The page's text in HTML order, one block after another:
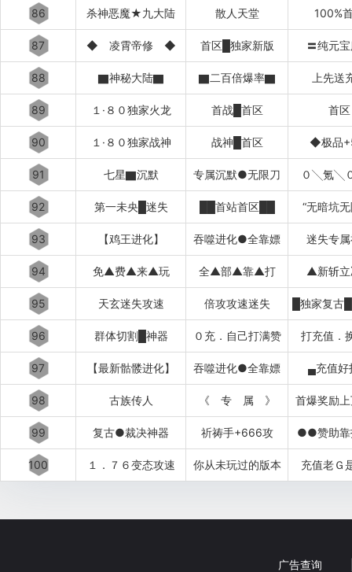
86 杀神恶魔★九大陆 散人天堂 100%
87 ◆ 凌霄帝修 ◆ 首区█独家新版 〓纯元
88 ▇神秘大陆▇ ▇二百倍爆率▇ 上先送
89 １·８０独家火龙 首战█首区 首区
90 １·８０独家战神 战神█首区 ◆极品
91 七星▇沉默 专属沉默●无限刀 ０╲氪╲
92 第一未央█迷失 ██首站首区██ “无暗坑
93 【鸡王进化】 吞噬进化●全靠嫖 迷失专
94 免▲费▲来▲玩 全▲部▲靠▲打 ▲新斩
95 天玄迷失攻速 倍攻攻速迷失
96 群体切割█神器 ０充．自己打满赞 打充值．
97 【最新骷髅进化】 吞噬进化●全靠嫖 ▄充值好
98 古族传人 《 专 属 》 首爆奖励
99 复古●裁决神器 祈祷手+666攻 ●●赞助
100 １．７６变态攻速 你从未玩过的版本 充值老Ｇ
广告查询